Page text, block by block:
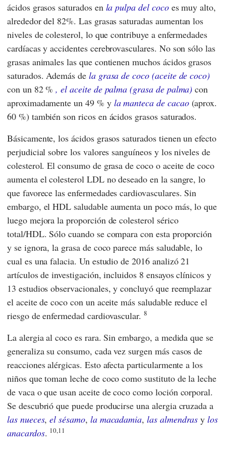
ácidos grasos saturados en la pulpa del cocoes muy alto,
alrededor del 82%. Las grasas saturadas aumentan los
niveles de colesterol, lo que contribuye a enfermedades
cardíacas y accidentes cerebrovasculares. No son sólo las
grasas animales las que contienen muchos ácidos grasos
saturados. Además de la grasa de coco (aceite de coco)
con un 82 %, el aceite de palma (grasa de palma) con
aproximadamente un 49 % y la manteca de cacao(aprox.
60 %) también son ricos en ácidos grasos saturados.
Básicamente, los ácidos grasos saturados tienen un efecto
perjudicial sobre los valores sanguíneos y los niveles de
colesterol. El consumo de grasa de coco o aceite de coco
aumenta el colesterol LDL no deseado en la sangre, lo
que favorece las enfermedades cardiovasculares. Sin
embargo, el HDL saludable aumenta un poco más, lo que
luego mejora la proporción de colesterol sérico
total/HDL. Sólo cuando se compara con esta proporción
y se ignora, la grasa de coco parece más saludable, lo
cual es una falacia. Un estudio de 2016 analizó 21
artículos de investigación, incluidos 8 ensayos clínicos y
13 estudios observacionales, y concluyó que reemplazar
el aceite de coco con un aceite más saludable reduce el
riesgo de enfermedad cardiovascular.8
La alergia al coco es rara. Sin embargo, a medida que se
generaliza su consumo, cada vez surgen más casos de
reacciones alérgicas. Esto afecta particularmente a los
niños que toman leche de coco como sustituto de la leche
de vaca o que usan aceite de coco como loción corporal.
Se descubrió que puede producirse una alergia cruzada a
las nueces,el sésamo, la macadamia,las almendras ylos
anacardos. 10,11